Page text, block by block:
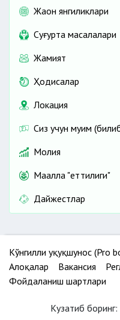
Жаҳон янгиликлари
Cуғурта масалалари
Жамият
Ҳодисалар
Локация
Сиз учун муҳим
Молия
Маҳалла "еттилиги"
Дайжестлар
Кўнгилли ҳуқуқшунос (Pro
Алоқалар
Вакансия
Фойдаланиш шартлари
Кузатиб боринг: